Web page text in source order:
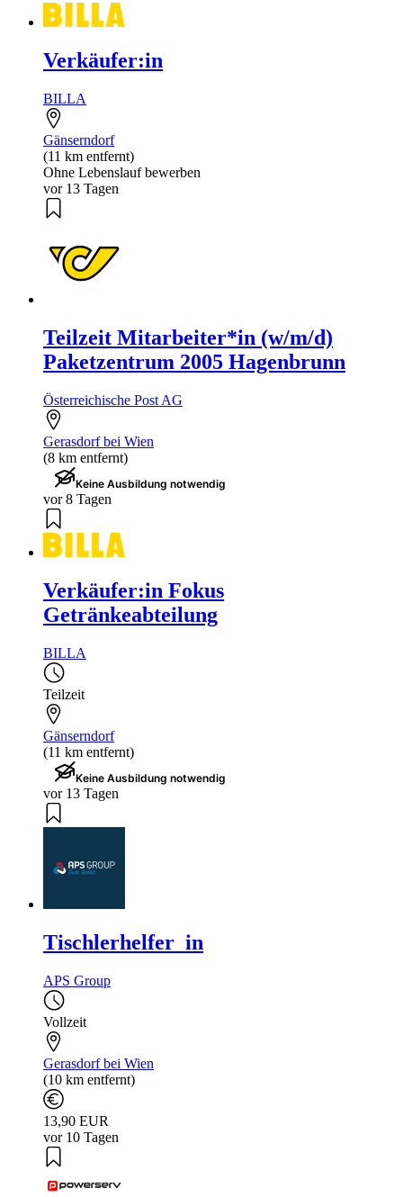
Verkäufer:in
BILLA
Gänserndorf
(11 km entfernt)
Ohne Lebenslauf bewerben
vor 13 Tagen
Teilzeit Mitarbeiter*in (w/m/d)
Paketzentrum 2005 Hagenbrunn
Österreichische Post AG
Gerasdorf bei Wien
(8 km entfernt)
Keine Ausbildung notwendig
vor 8 Tagen
Verkäufer:in Fokus
Getränkeabteilung
BILLA
Teilzeit
Gänserndorf
(11 km entfernt)
Keine Ausbildung notwendig
vor 13 Tagen
Tischlerhelfer_in
APS Group
Vollzeit
Gerasdorf bei Wien
(10 km entfernt)
13,90 EUR
vor 10 Tagen